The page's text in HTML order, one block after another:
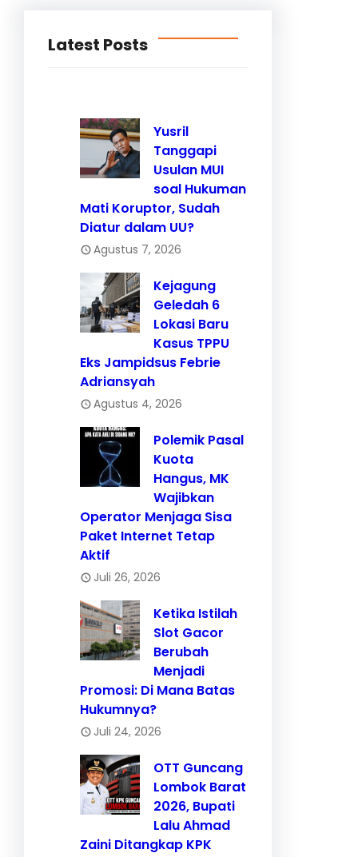
Latest Posts
Yusril
Tanggapi
Usulan MUI
soal Hukuman
Mati Koruptor, Sudah
Diatur dalam UU?
Agustus 7, 2026
Kejagung
Geledah 6
Lokasi Baru
Kasus TPPU
Eks Jampidsus Febrie
Adriansyah
Agustus 4, 2026
Polemik Pasal
Kuota
Hangus, MK
Wajibkan
Operator Menjaga Sisa
Paket Internet Tetap
Aktif
Juli 26, 2026
Ketika Istilah
Slot Gacor
Berubah
Menjadi
Promosi: Di Mana Batas
Hukumnya?
Juli 24, 2026
OTT Guncang
Lombok Barat
2026, Bupati
Lalu Ahmad
Zaini Ditangkap KPK